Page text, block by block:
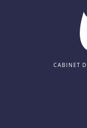
CABINET